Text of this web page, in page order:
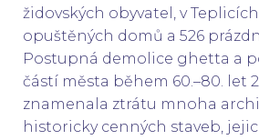
židovských obyvatel, v Teplicích
opuštěných domů a 526
Postupná demolice ghetta a
částí města během 60.–80. let
znamenala ztrátu mnoha
historicky cenných staveb,